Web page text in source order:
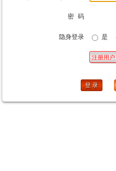
密 码
隐身登录 是